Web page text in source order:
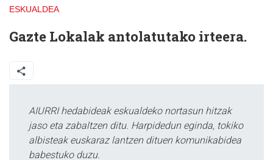
ESKUALDEA
Gazte Lokalak antolatutako irteera.
AIURRI hedabideak eskualdeko nortasun hitzak
jaso eta zabaltzen ditu. Harpidedun eginda, tokiko
albisteak euskaraz lantzen dituen komunikabidea
babestuko duzu.